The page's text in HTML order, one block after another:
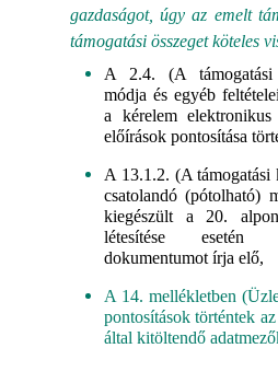
gazdaságot, úgy az emelt
támogatási összeget köteles
A 2.4. (A támogatási
módja és egyéb
a kérelem elektronikus
előírások pontosítása
A 13.1.2. (A támogatási
csatolandó (pótolható)
kiegészült a 20.
létesítése esetén
dokumentumot írja elő,
A 14. mellékletben
pontosítások történtek
által kitöltendő